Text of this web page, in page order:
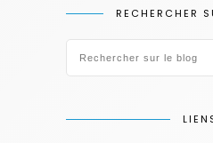
RECHERCHER